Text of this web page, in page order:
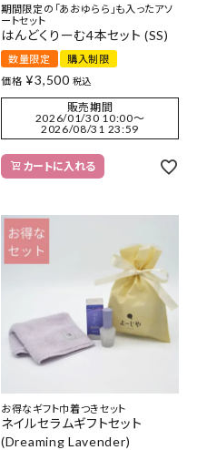
期間限定の「あおゆらら」も入ったアソ
ートセット
はんどくりーむ4本セット (SS)
数量限定
購入制限
価格 ¥3,500 税込
販売期間
2026/01/30 10:00〜
2026/08/31 23:59
カートに入れる
お得なギフト巾着つきセット
ネイルセラムギフトセット
(Dreaming Lavender)